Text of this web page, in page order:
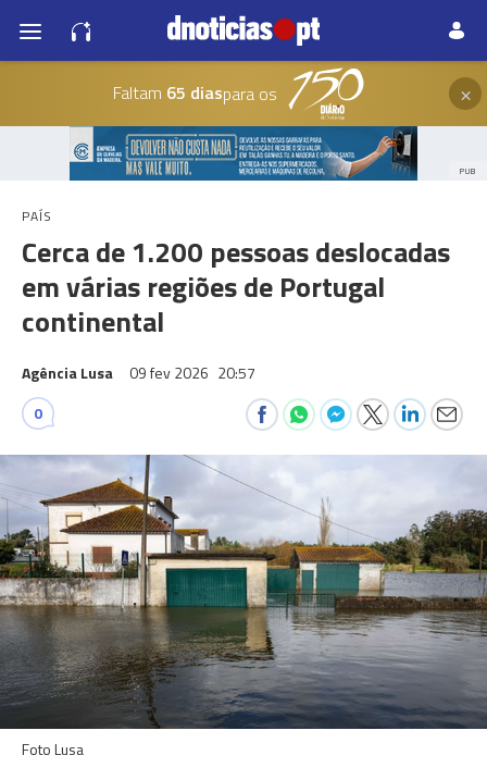
Faltam 65 diaspara os ×
PUB
PAÍS
Cerca de 1.200 pessoas deslocadas
em várias regiões de Portugal
continental
Agência Lusa 09 fev 2026 20:57
0
Foto Lusa